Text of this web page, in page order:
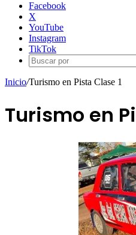
Facebook
X
YouTube
Instagram
TikTok
Inicio/Turismo en Pista Clase 1
Turismo en